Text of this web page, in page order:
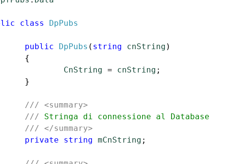
class
DpPubs
public
DpPubs ( string cnString )
CnString = cnString ;
/// <summary>
/// Stringa di connessione al Database
/// </summary>
private
string mCnString ;